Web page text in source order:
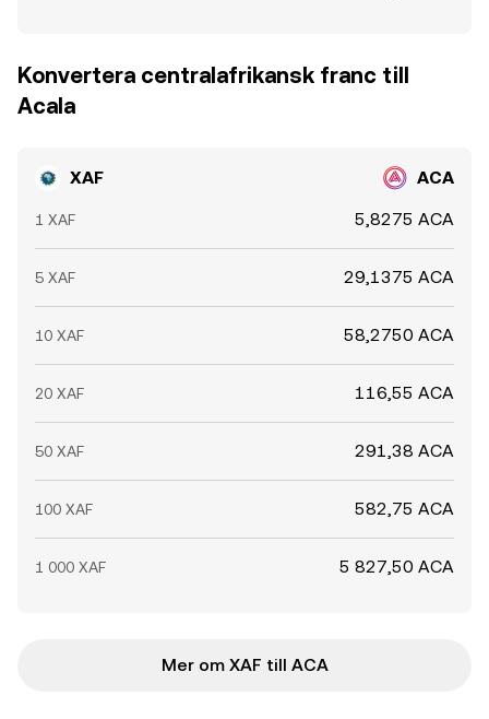
Konvertera centralafrikansk franc till
Acala
XAF ACA
1 XAF 5,8275 ACA
5 XAF 29,1375 ACA
10 XAF 58,2750 ACA
20 XAF 116,55 ACA
50 XAF 291,38 ACA
100 XAF 582,75 ACA
1 000 XAF 5 827,50 ACA
Mer om XAF till ACA